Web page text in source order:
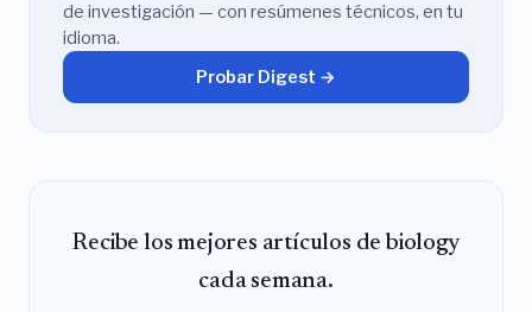
de investigación — con resúmenes técnicos, en tu
idioma.
Probar Digest →
Recibe los mejores artículos de biology
cada semana.